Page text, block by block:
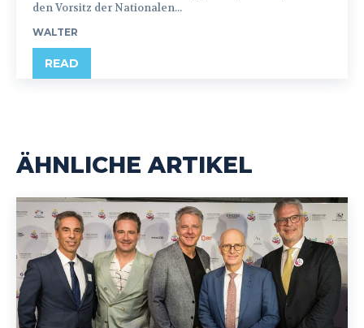
den Vorsitz der Nationalen...
WALTER
READ
ÄHNLICHE ARTIKEL